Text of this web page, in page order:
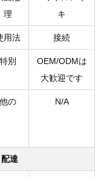
理
キ
用法 接続
特別
OEM/ODMは
大歓迎です
他の N/A
達